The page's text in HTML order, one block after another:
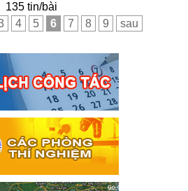
135 tin/bài
4 5 6 7 8 9 sau